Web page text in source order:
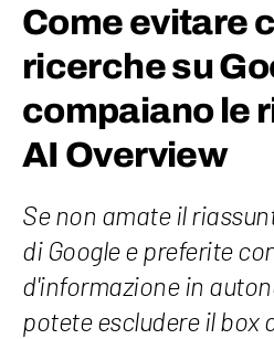
Come evitare
ricerche su
compaiano le
AI Overview
Se non amate il
di Google e preferite
d'informazione in
potete escludere il box